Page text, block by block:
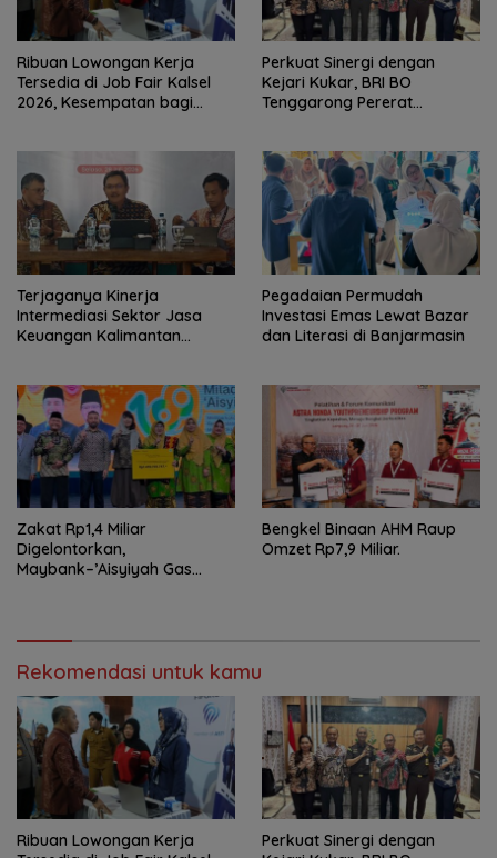
Ribuan Lowongan Kerja
Tersedia di Job Fair Kalsel
2026, Kesempatan bagi
Perkuat Sinergi dengan
Kejari Kukar, BRI BO
Tenggarong Pererat
Terjaganya Kinerja
Intermediasi Sektor Jasa
Keuangan Kalimantan
Daerah
Pegadaian Permudah
Investasi Emas Lewat Bazar
dan Literasi di Banjarmasin
Zakat Rp1,4 Miliar
Digelontorkan,
Maybank–’Aisyiyah Gas
Bengkel Binaan AHM Raup
Omzet Rp7,9 Miliar.
Rekomendasi untuk kamu
Ribuan Lowongan Kerja
Perkuat Sinergi dengan